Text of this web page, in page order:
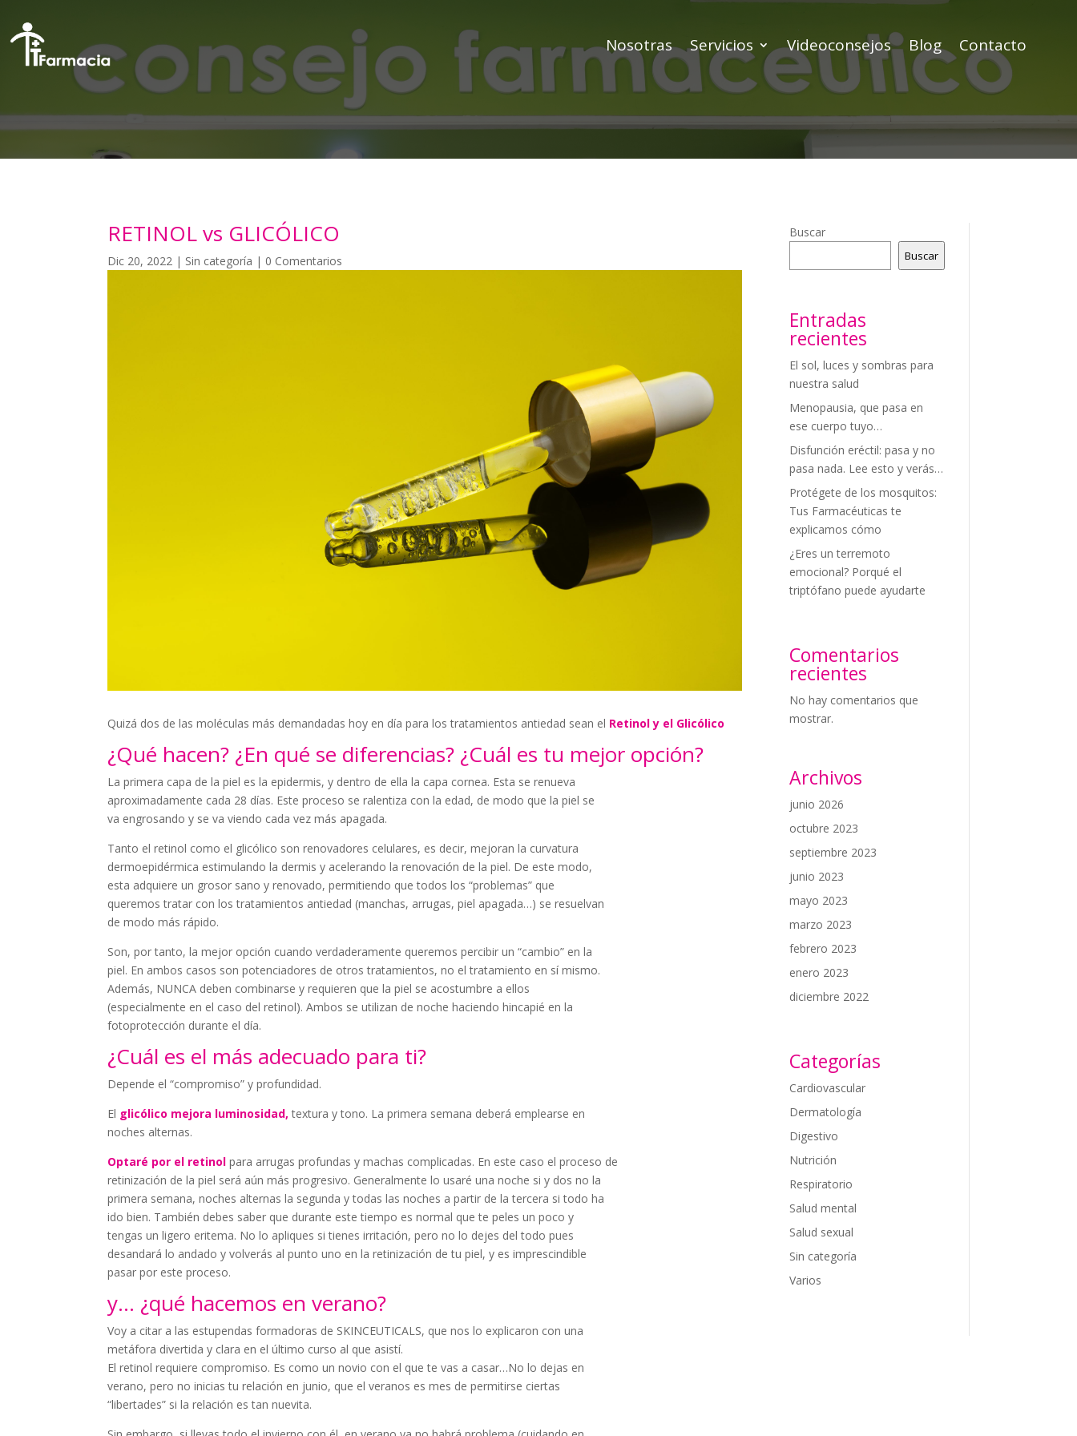
Nosotras Servicios Videoconsejos Blog Contacto
RETINOL vs GLICÓLICO
Dic 20, 2022 | Sin categoría | 0 Comentarios
Quizá dos de las moléculas más demandadas hoy en día para los tratamientos antiedad sean el Retinol y el Glicólico
¿Qué hacen? ¿En qué se diferencias? ¿Cuál es tu mejor opción?
La primera capa de la piel es la epidermis, y dentro de ella la capa cornea. Esta se renueva
aproximadamente cada 28 días. Este proceso se ralentiza con la edad, de modo que la piel se
va engrosando y se va viendo cada vez más apagada.
Tanto el retinol como el glicólico son renovadores celulares, es decir, mejoran la curvatura
dermoepidérmica estimulando la dermis y acelerando la renovación de la piel. De este modo,
esta adquiere un grosor sano y renovado, permitiendo que todos los “problemas” que
queremos tratar con los tratamientos antiedad (manchas, arrugas, piel apagada…) se resuelvan
de modo más rápido.
Son, por tanto, la mejor opción cuando verdaderamente queremos percibir un “cambio” en la
piel. En ambos casos son potenciadores de otros tratamientos, no el tratamiento en sí mismo.
Además, NUNCA deben combinarse y requieren que la piel se acostumbre a ellos
(especialmente en el caso del retinol). Ambos se utilizan de noche haciendo hincapié en la
fotoprotección durante el día.
¿Cuál es el más adecuado para ti?
Depende el “compromiso” y profundidad.
El glicólico mejora luminosidad, textura y tono. La primera semana deberá emplearse en
noches alternas.
Optaré por el retinol para arrugas profundas y machas complicadas. En este caso el proceso de
retinización de la piel será aún más progresivo. Generalmente lo usaré una noche si y dos no la
primera semana, noches alternas la segunda y todas las noches a partir de la tercera si todo ha
ido bien. También debes saber que durante este tiempo es normal que te peles un poco y
tengas un ligero eritema. No lo apliques si tienes irritación, pero no lo dejes del todo pues
desandará lo andado y volverás al punto uno en la retinización de tu piel, y es imprescindible
pasar por este proceso.
y… ¿qué hacemos en verano?
Voy a citar a las estupendas formadoras de SKINCEUTICALS, que nos lo explicaron con una
metáfora divertida y clara en el último curso al que asistí.
El retinol requiere compromiso. Es como un novio con el que te vas a casar…No lo dejas en
verano, pero no inicias tu relación en junio, que el veranos es mes de permitirse ciertas
“libertades” si la relación es tan nuevita.
Buscar
Buscar
Entradas
recientes
El sol, luces y sombras para
nuestra salud
Menopausia, que pasa en
ese cuerpo tuyo…
Disfunción eréctil: pasa y no
pasa nada. Lee esto y verás…
Protégete de los mosquitos:
Tus Farmacéuticas te
explicamos cómo
¿Eres un terremoto
emocional? Porqué el
triptófano puede ayudarte
Comentarios
recientes
No hay comentarios que
mostrar.
Archivos
junio 2026
octubre 2023
septiembre 2023
junio 2023
mayo 2023
marzo 2023
febrero 2023
enero 2023
diciembre 2022
Categorías
Cardiovascular
Dermatología
Digestivo
Nutrición
Respiratorio
Salud mental
Salud sexual
Sin categoría
Varios